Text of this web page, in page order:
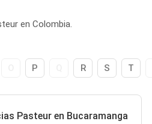
en Colombia.
P R S T
Pasteur en Bucaramanga